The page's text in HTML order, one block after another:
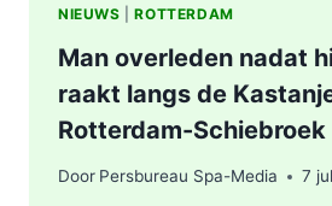
NIEUWS |ROTTERDAM
Man overleden nadat
raakt langs de
Rotterdam-Schiebroek
Door Persbureau Spa-Media 7